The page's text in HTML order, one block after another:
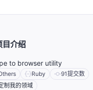
目介绍
to browser utility
Ruby 91提交数
制我的领域